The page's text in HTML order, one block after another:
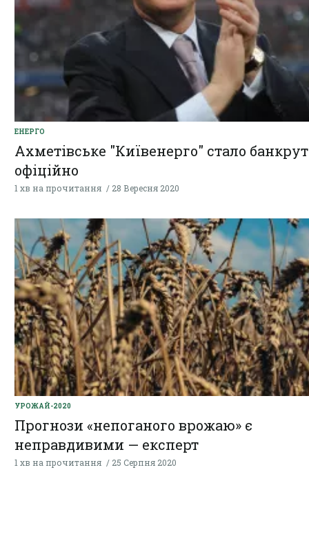
ЕНЕРГО
Ахметівське "Київенерго" стало
офіційно
1 хв на прочитання 28 Вересня 2020
УРОЖАЙ-2020
Прогнози «непоганого врожаю» є
неправдивими — експерт
1 хв на прочитання 25 Серпня 2020